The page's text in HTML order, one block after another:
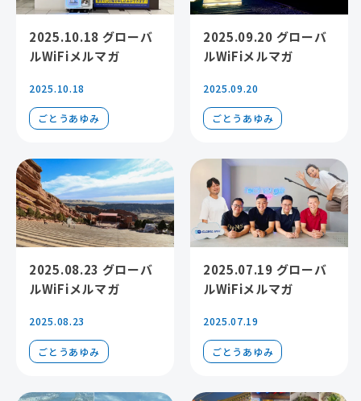
ごとうあゆみ
2025.10.18 グローバ
ルWiFiメルマガ
2025.10.18
ごとうあゆみ
2025.09.20 グローバ
ルWiFiメルマガ
2025.09.20
ごとうあゆみ
2025.08.23 グローバ
ルWiFiメルマガ
2025.08.23
ごとうあゆみ
2025.07.19 グローバ
ルWiFiメルマガ
2025.07.19